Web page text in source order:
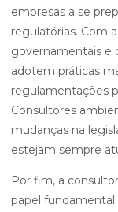
empresas a se
regulatórias. Com
governamentais e
adotem práticas
regulamentações
Consultores
mudanças na
estejam sempre
Por fim, a
papel fundamental